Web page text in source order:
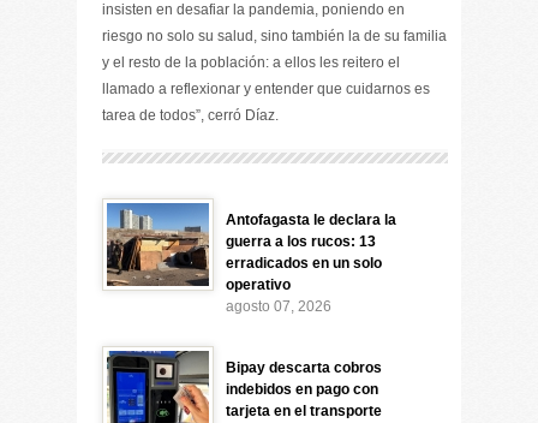
insisten en desafiar la pandemia, poniendo en
riesgo no solo su salud, sino también la de su familia
y el resto de la población: a ellos les reitero el
llamado a reflexionar y entender que cuidarnos es
tarea de todos”, cerró Díaz.
Antofagasta le declara la
guerra a los rucos: 13
erradicados en un solo
operativo
agosto 07, 2026
Bipay descarta cobros
indebidos en pago con
tarjeta en el transporte